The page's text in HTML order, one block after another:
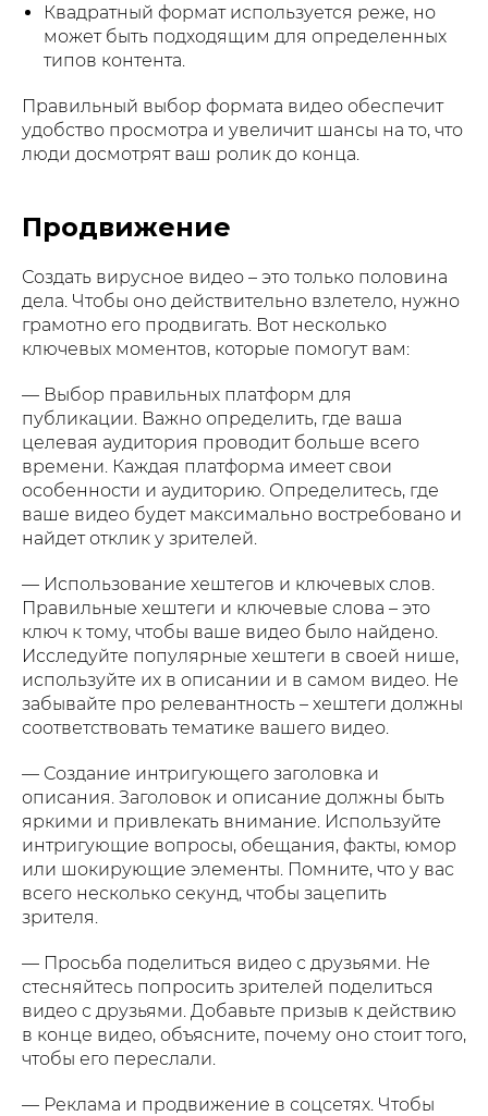
Квадратный формат используется реже, но
может быть подходящим для определенных
типов контента.
Правильный выбор формата видео обеспечит
удобство просмотра и увеличит шансы на то, что
люди досмотрят ваш ролик до конца.
Продвижение
Создать вирусное видео – это только половина
дела. Чтобы оно действительно взлетело, нужно
грамотно его продвигать. Вот несколько
ключевых моментов, которые помогут вам:
— Выбор правильных платформ для
публикации. Важно определить, где ваша
целевая аудитория проводит больше всего
времени. Каждая платформа имеет свои
особенности и аудиторию. Определитесь, где
ваше видео будет максимально востребовано и
найдет отклик у зрителей.
— Использование хештегов и ключевых слов.
Правильные хештеги и ключевые слова – это
ключ к тому, чтобы ваше видео было найдено.
Исследуйте популярные хештеги в своей нише,
используйте их в описании и в самом видео. Не
забывайте про релевантность – хештеги должны
соответствовать тематике вашего видео.
— Создание интригующего заголовка и
описания. Заголовок и описание должны быть
яркими и привлекать внимание. Используйте
интригующие вопросы, обещания, факты, юмор
или шокирующие элементы. Помните, что у вас
всего несколько секунд, чтобы зацепить
зрителя.
— Просьба поделиться видео с друзьями. Не
стесняйтесь попросить зрителей поделиться
видео с друзьями. Добавьте призыв к действию
в конце видео, объясните, почему оно стоит того,
чтобы его переслали.
— Реклама и продвижение в соцсетях. Чтобы